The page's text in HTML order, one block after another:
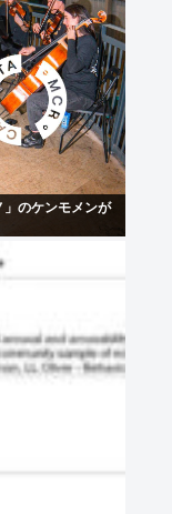
」のケンモメンが